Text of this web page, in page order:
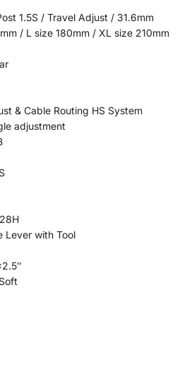
1.5S / Travel Adjust / 31.6mm
/ L size 180mm / XL size 210mm
& Cable Routing HS System
adjustment
Lever with Tool